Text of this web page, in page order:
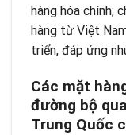
hàng hóa chính;
hàng từ Việt
triển, đáp ứng
Các mặt
đường bộ
Trung Quốc